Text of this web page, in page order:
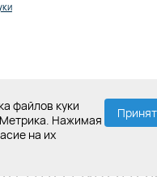
на данном сайте, ни
в целях исполнения
информации с
от 28.05.2019
файлов куки
Нажимая
на их